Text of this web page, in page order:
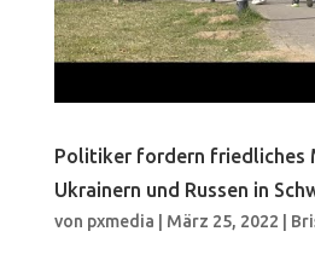
Politiker fordern friedliches
Ukrainern und Russen in
von pxmedia März 25, 2022